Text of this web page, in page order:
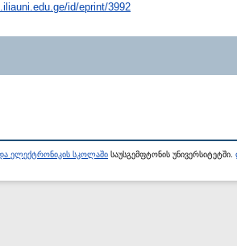
id/eprint/3992
ელექტრონიკის სკოლაში საუსგემფტონის უნივერსიტეტში.